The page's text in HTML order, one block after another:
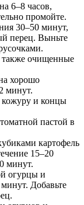
6–8 часов,
промойте.
30–50 минут,
перец. Выньте
также очищенные
хорошо
минут.
кожуру и концы
пастой в
картофель
15–20
минут.
огурцы и
Добавьте